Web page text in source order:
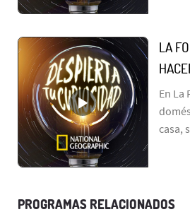
LA
En La
casa,
PROGRAMAS RELACIONADOS